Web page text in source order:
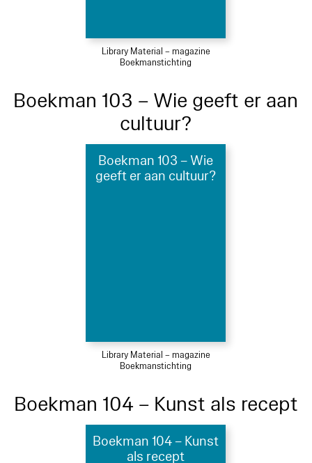
Library Material – magazine
Boekmanstichting
Boekman 103 – Wie geeft er aan
cultuur?
Boekman 103 – Wie
geeft er aan cultuur?
Library Material – magazine
Boekmanstichting
Boekman 104 – Kunst als recept
Boekman 104 – Kunst
als recept